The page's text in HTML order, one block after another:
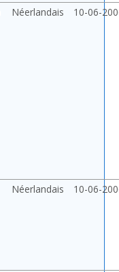
Néerlandais 10-06-
Néerlandais 10-06-